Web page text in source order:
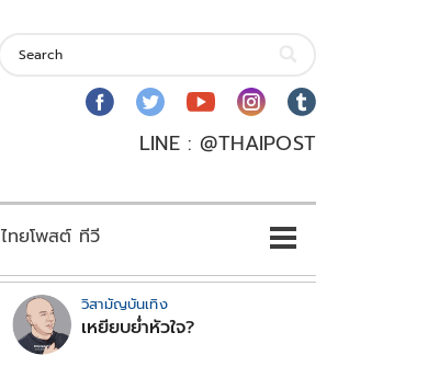
LINE : @THAIPOST
ไทยโพสต์ ทีวี
วิสามัญบันเทิง
เหยียบย่ำหัวใจ?